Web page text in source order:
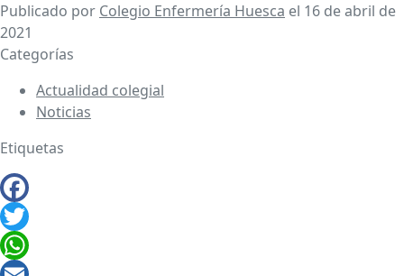
Publicado por Colegio Enfermería Huesca el 16 de abril de
2021
Categorías
Actualidad colegial
Noticias
Etiquetas